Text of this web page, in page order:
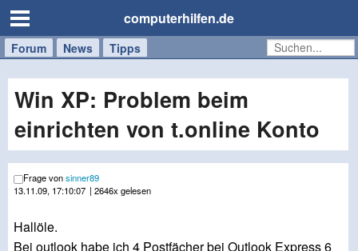
computerhilfen.de
Forum News Tipps
Handy
Tablet
Windows
Mac
Win XP: Problem beim
einrichten von t.online Konto
Frage vonsinner89
13.11.09, 17:10:07 | 2646x gelesen
Hallöle.
Bei outlook habe ich 4 Postfächer bei Outlook Express 6